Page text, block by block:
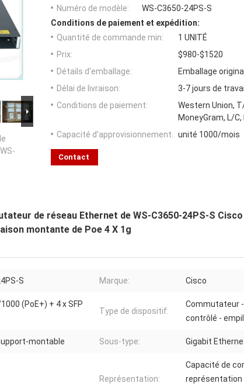
Numéro de modèle:
WS-C3650-24PS-S
Conditions de paiement et expédition:
Quantité de commande min:
1 UNITÉ
Prix:
$980-$1520
Détails d'emballage:
Emballage
Délai de livraison:
3-7 jours de
Conditions de paiement:
Western Union,
MoneyGram, L/C,
Capacité d'approvisionnement: unité 1000/mois
Contact
de réseau Ethernet de WS-C3650-24PS-S
montante de Poe 4 X 1g
S Marque: Cisco
(PoE+) + 4 x SFP
Type de dispositif:
Commutateur
contrôlé -
montable Sous-type: Gigabit
Représentation:
Capacité de
représentation